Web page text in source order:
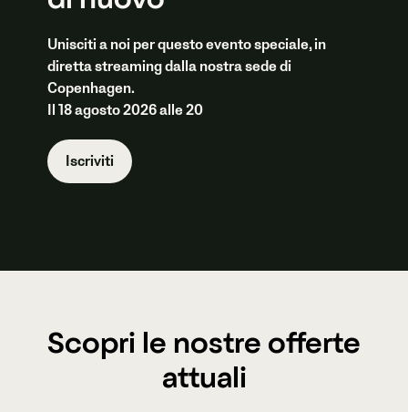
Unisciti a noi per questo evento speciale, in
diretta streaming dalla nostra sede di
Copenhagen.
Il 18 agosto 2026 alle 20
Iscriviti
Scopri le nostre offerte
attuali